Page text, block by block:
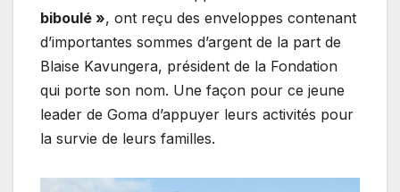
biboulé », ont reçu des enveloppes contenant
d’importantes sommes d’argent de la part de
Blaise Kavungera, président de la Fondation
qui porte son nom. Une façon pour ce jeune
leader de Goma d’appuyer leurs activités pour
la survie de leurs familles.